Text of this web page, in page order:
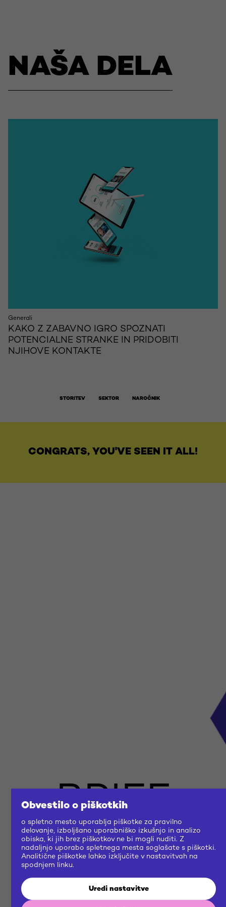
NAŠA DELA
Generali
KAKO Z ZABAVNO IGRO SPOZNATI
POTENCIALNE STRANKE IN PRIDOBITI
NJIHOVE KONTAKTE
STORITEV SEKTOR NAROČNIK
CONGRATS, YOU'VE SEEN IT ALL!
BRIEF
US
NOW
Obvestilo o piškotkih
o spletno mesto uporablja piškotke za pravilno
delovanje, izboljšano uporabniško izkušnjo in analizo
obiska, ki jih brez piškotkov ne bi mogli nuditi. Z
nadaljnjo uporabo spletnega mesta soglašate s piškotki.
Analitične piškotke lahko izključite v nastavitvah na
spodnjem linku.
Uredi nastavitve